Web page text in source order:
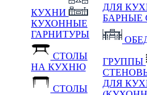
КУХНИ
КУХОННЫЕ
ГАРНИТУРЫ
СТОЛЫ
НА КУХНЮ
СТОЛЫ
ДЛЯ
БАРНЫЕ
ГРУППЫ
ДЛЯ